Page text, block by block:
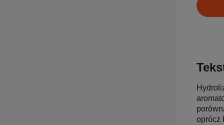
oprócz